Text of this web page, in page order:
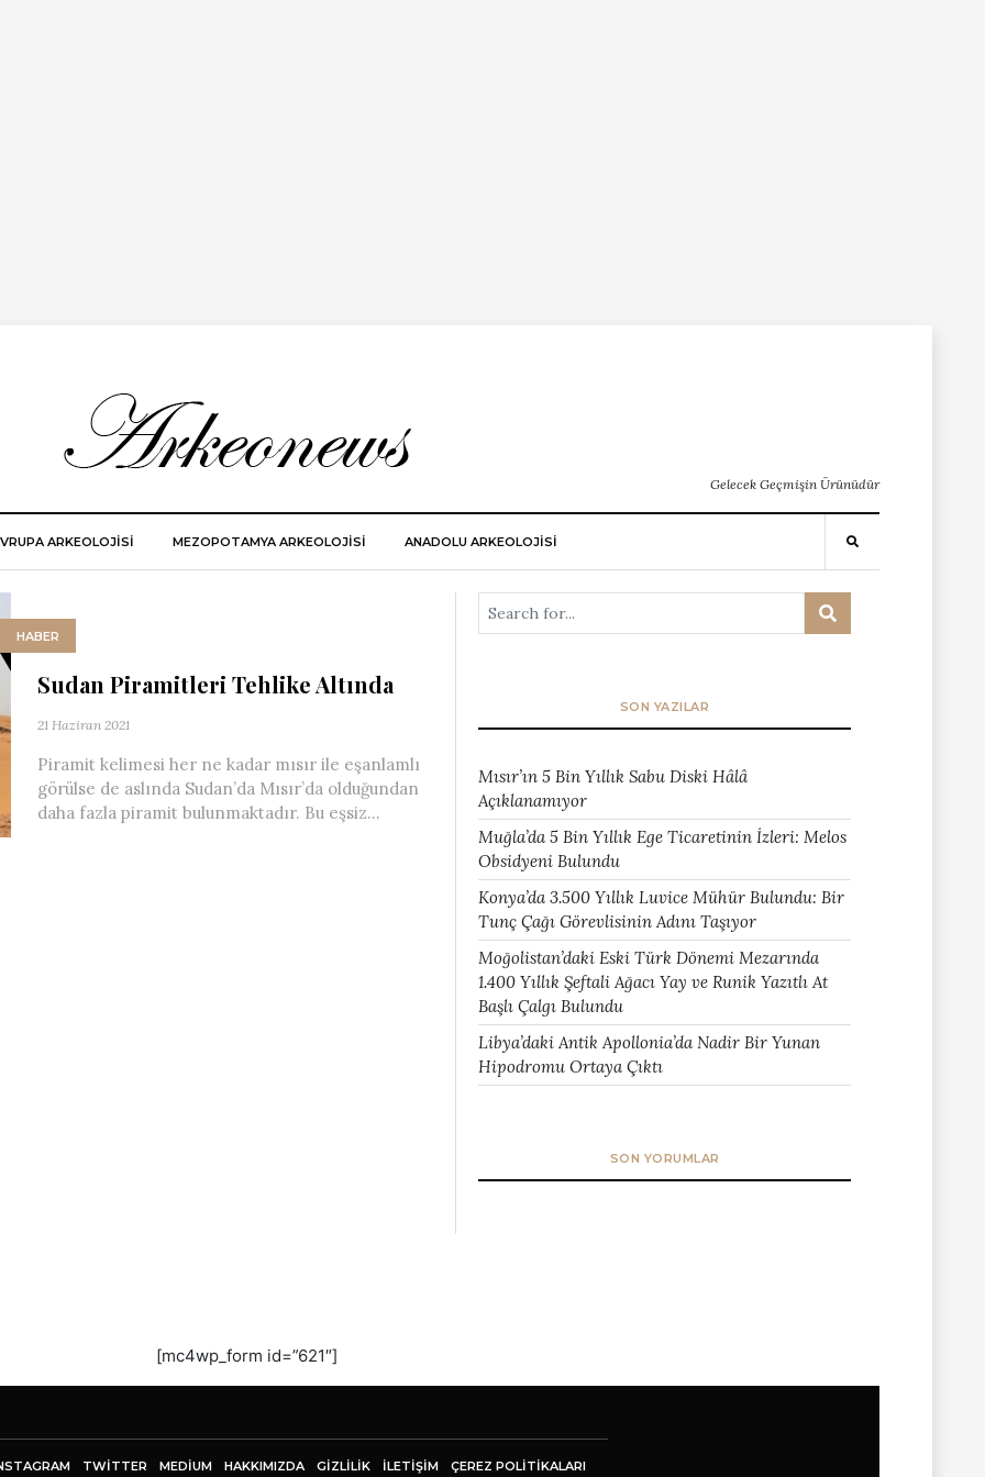
Gelecek Geçmişin Ürünüdür
ARKEOLOJISI MEZOPOTAMYA ARKEOLOJISI ANADOLU ARKEOLOJİSİ
HABER
Sudan Piramitleri Tehlike Altında
21 Haziran 2021
Piramit kelimesi her ne kadar mısır ile eşanlamlı
görülse de aslında Sudan’da Mısır’da olduğundan
daha fazla piramit bulunmaktadır. Bu eşsiz...
SON YAZILAR
Mısır’ın 5 Bin Yıllık Sabu Diski Hâlâ
Açıklanamıyor
Muğla’da 5 Bin Yıllık Ege Ticaretinin İzleri: Melos
Obsidyeni Bulundu
Konya’da 3.500 Yıllık Luvice Mühür Bulundu: Bir
Tunç Çağı Görevlisinin Adını Taşıyor
Moğolistan’daki Eski Türk Dönemi Mezarında
1.400 Yıllık Şeftali Ağacı Yay ve Runik Yazıtlı At
Başlı Çalgı Bulundu
Libya’daki Antik Apollonia’da Nadir Bir Yunan
Hipodromu Ortaya Çıktı
SON YORUMLAR
[mc4wp_form id=”621″]
TWITTER MEDIUM HAKKIMIZDA GİZLİLİK İLETIŞIM ÇEREZ POLITIKALARI